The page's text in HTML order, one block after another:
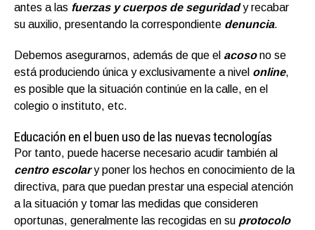
antes a las fuerzas y cuerpos de seguridady recabar
su auxilio, presentando la correspondiente denuncia.
Debemos asegurarnos, además de que el acosono se
está produciendo única y exclusivamente a nivel online,
es posible que la situación continúe en la calle, en el
colegio o instituto, etc.
Educación en el buen uso de las nuevas tecnologías
Por tanto, puede hacerse necesario acudir también al
centro escolary poner los hechos en conocimiento de la
directiva, para que puedan prestar una especial atención
a la situación y tomar las medidas que consideren
oportunas, generalmente las recogidas en su protocolo